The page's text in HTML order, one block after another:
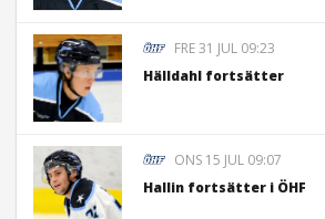
FRE 31 JUL 09:23
Hälldahl fortsätter
ONS 15 JUL 09:07
Hallin fortsätter i ÖHF